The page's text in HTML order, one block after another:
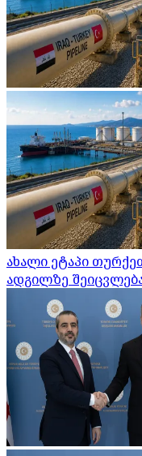
ახალი ეტაპი
ადგილზე